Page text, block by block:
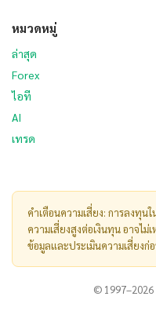
หมวดหมู่
ล่าสุด
Forex
ไอที
AI
เทรด
คำเตือนความเสี่ยง: การลงทุน
ความเสี่ยงสูงต่อเงินทุน อาจไ
ข้อมูลและประเมินความเสี่ยงก่
© 1997–2026